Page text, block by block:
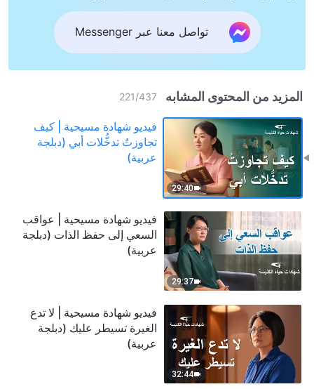
تواصل معنا عبر Messenger
المزيد من المحتوى المشابه 221/437
29:40
فيديو شهادة مسيحية | كيف
تجاوزتُ تدخُّلات أبي (دبلجة
عربية)
29:37
فيديو شهادة مسيحية | عواقب
السعي إلى حفظ الذات (دبلجة
عربية)
32:44
فيديو شهادة مسيحية | لا تدع
الغيرة تسيطر عليك (دبلجة
عربية)